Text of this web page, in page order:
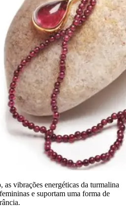
vibrações energéticas da turmalina
e suportam uma forma de